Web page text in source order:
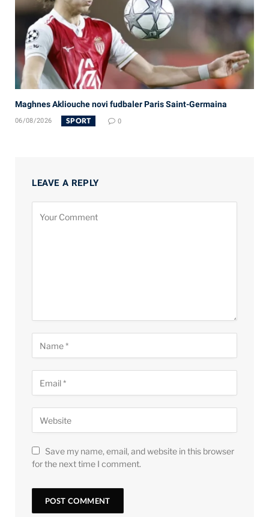
Maghnes Akliouche novi fudbaler Paris Saint-Germaina
06/08/2026 SPORT 0
LEAVE A REPLY
Save my name, email, and website in this browser
for the next time I comment.